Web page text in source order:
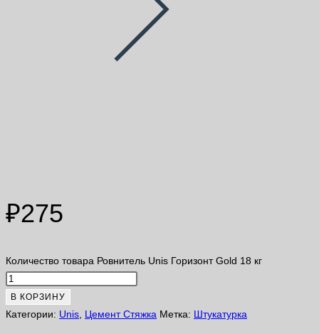
₽275
Количество товара Ровнитель Unis Горизонт Gold 18 кг
В КОРЗИНУ
Категории: Unis Цемент Стяжка Метка: Штукатурка